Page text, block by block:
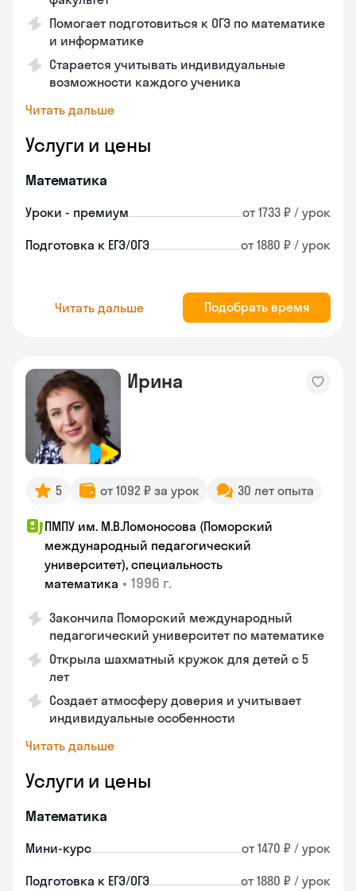
Помогает подготовиться к ОГЭ по математике
и информатике
Старается учитывать индивидуальные
возможности каждого ученика
Читать дальше
Услуги и цены
Математика
Уроки - премиум от 1733 ₽ / урок
Подготовка к ЕГЭ/ОГЭ от 1880 ₽ / урок
Читать дальше Подобрать время
Ирина
5 от 1092 ₽ за урок 30 лет опыта
ПМПУ им. М.В.Ломоносова (Поморский
международный педагогический
университет), специальность
математика • 1996 г.
Закончила Поморский международный
педагогический университет по математике
Открыла шахматный кружок для детей с 5
лет
Создает атмосферу доверия и учитывает
индивидуальные особенности
Читать дальше
Услуги и цены
Математика
Мини-курс от 1470 ₽ / урок
Подготовка к ЕГЭ/ОГЭ от 1880 ₽ / урок